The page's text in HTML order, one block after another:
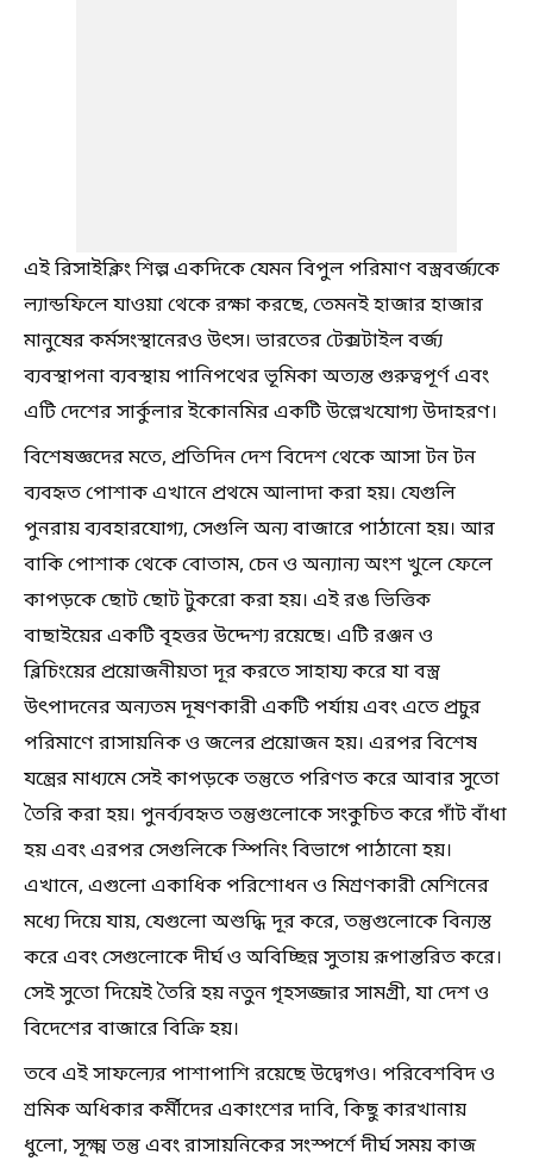
এই রিসাইক্লিং শিল্প একদিকে যেমন বিপুল পরিমাণ বস্ত্রবর্জ্যকে
ল্যান্ডফিলে যাওয়া থেকে রক্ষা করছে, তেমনই হাজার হাজার
মানুষের কর্মসংস্থানেরও উৎস। ভারতের টেক্সটাইল বর্জ্য
ব্যবস্থাপনা ব্যবস্থায় পানিপথের ভূমিকা অত্যন্ত গুরুত্বপূর্ণ এবং
এটি দেশের সার্কুলার ইকোনমির একটি উল্লেখযোগ্য উদাহরণ।
বিশেষজ্ঞদের মতে, প্রতিদিন দেশ বিদেশ থেকে আসা টন টন
ব্যবহৃত পোশাক এখানে প্রথমে আলাদা করা হয়। যেগুলি
পুনরায় ব্যবহারযোগ্য, সেগুলি অন্য বাজারে পাঠানো হয়। আর
বাকি পোশাক থেকে বোতাম, চেন ও অন্যান্য অংশ খুলে ফেলে
কাপড়কে ছোট ছোট টুকরো করা হয়। এই রঙ ভিত্তিক
বাছাইয়ের একটি বৃহত্তর উদ্দেশ্য রয়েছে। এটি রঞ্জন ও
ব্লিচিংয়ের প্রয়োজনীয়তা দূর করতে সাহায্য করে যা বস্ত্র
উৎপাদনের অন্যতম দূষণকারী একটি পর্যায় এবং এতে প্রচুর
পরিমাণে রাসায়নিক ও জলের প্রয়োজন হয়। এরপর বিশেষ
যন্ত্রের মাধ্যমে সেই কাপড়কে তন্তুতে পরিণত করে আবার সুতো
তৈরি করা হয়। পুনর্ব্যবহৃত তন্তুগুলোকে সংকুচিত করে গাঁট বাঁধা
হয় এবং এরপর সেগুলিকে স্পিনিং বিভাগে পাঠানো হয়।
এখানে, এগুলো একাধিক পরিশোধন ও মিশ্রণকারী মেশিনের
মধ্যে দিয়ে যায়, যেগুলো অশুদ্ধি দূর করে, তন্তুগুলোকে বিন্যস্ত
করে এবং সেগুলোকে দীর্ঘ ও অবিচ্ছিন্ন সুতায় রূপান্তরিত করে।
সেই সুতো দিয়েই তৈরি হয় নতুন গৃহসজ্জার সামগ্রী, যা দেশ ও
বিদেশের বাজারে বিক্রি হয়।
তবে এই সাফল্যের পাশাপাশি রয়েছে উদ্বেগও। পরিবেশবিদ ও
শ্রমিক অধিকার কর্মীদের একাংশের দাবি, কিছু কারখানায়
ধুলো, সূক্ষ্ম তন্তু এবং রাসায়নিকের সংস্পর্শে দীর্ঘ সময় কাজ